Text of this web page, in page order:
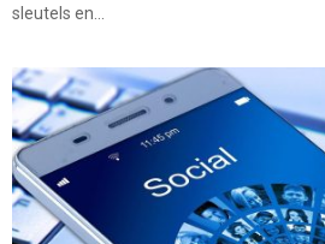
sleutels en...